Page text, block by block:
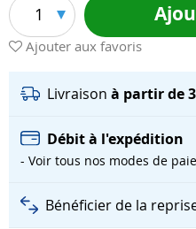
1
Ajouter aux favoris
Livraison à partir de
Débit à l'expédition
- Voir tous nos modes de
Bénéficier de la